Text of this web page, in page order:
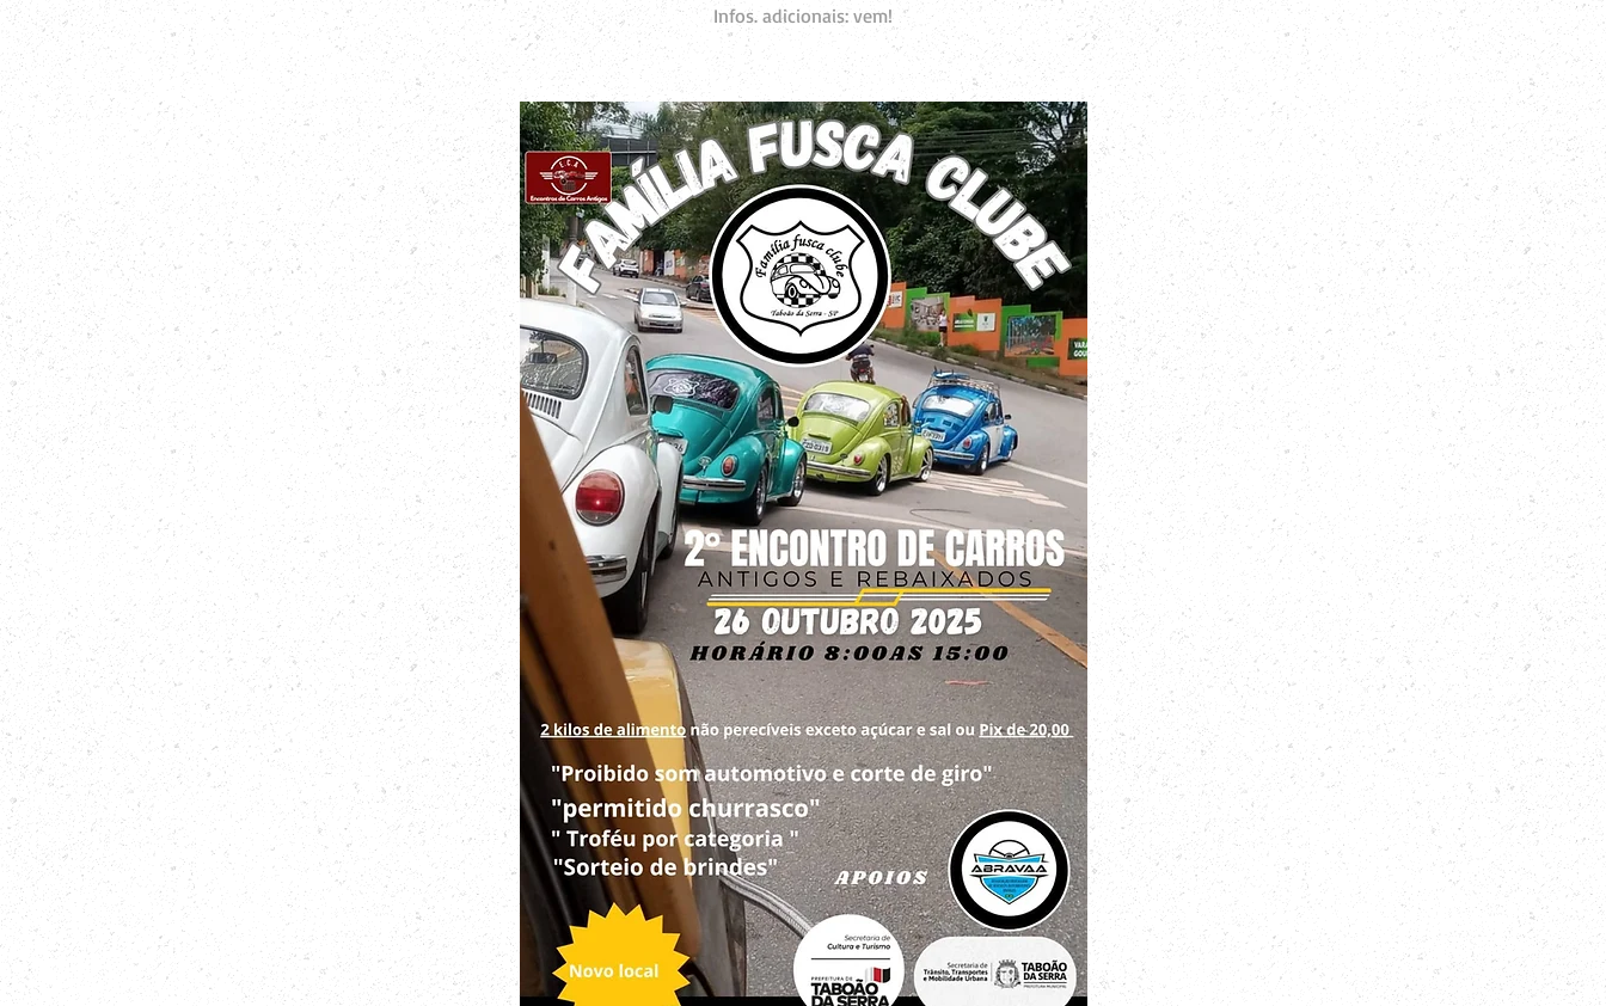
Infos. adicionais: vem!